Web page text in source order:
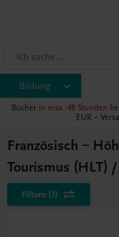
Bildung
Bücher in max. 48 Stunden
EUR –
Französisch –
Tourismus (HLT)
Filtern (1)